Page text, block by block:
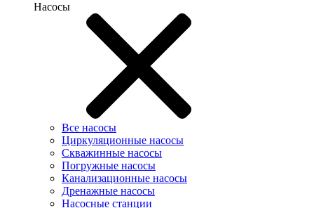
Насосы
Все насосы
Циркуляционные насосы
Скважинные насосы
Погружные насосы
Канализационные насосы
Дренажные насосы
Насосные станции